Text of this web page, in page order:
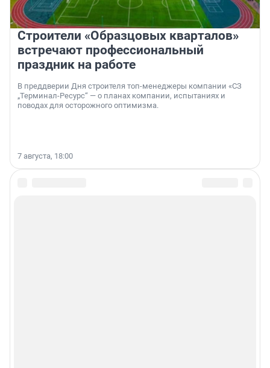
Строители «Образцовых кварталов»
встречают профессиональный
праздник на работе
В преддверии Дня строителя топ-менеджеры компании «СЗ
„Терминал-Ресурс“ — о планах компании, испытаниях и
поводах для осторожного оптимизма.
7 августа, 18:00